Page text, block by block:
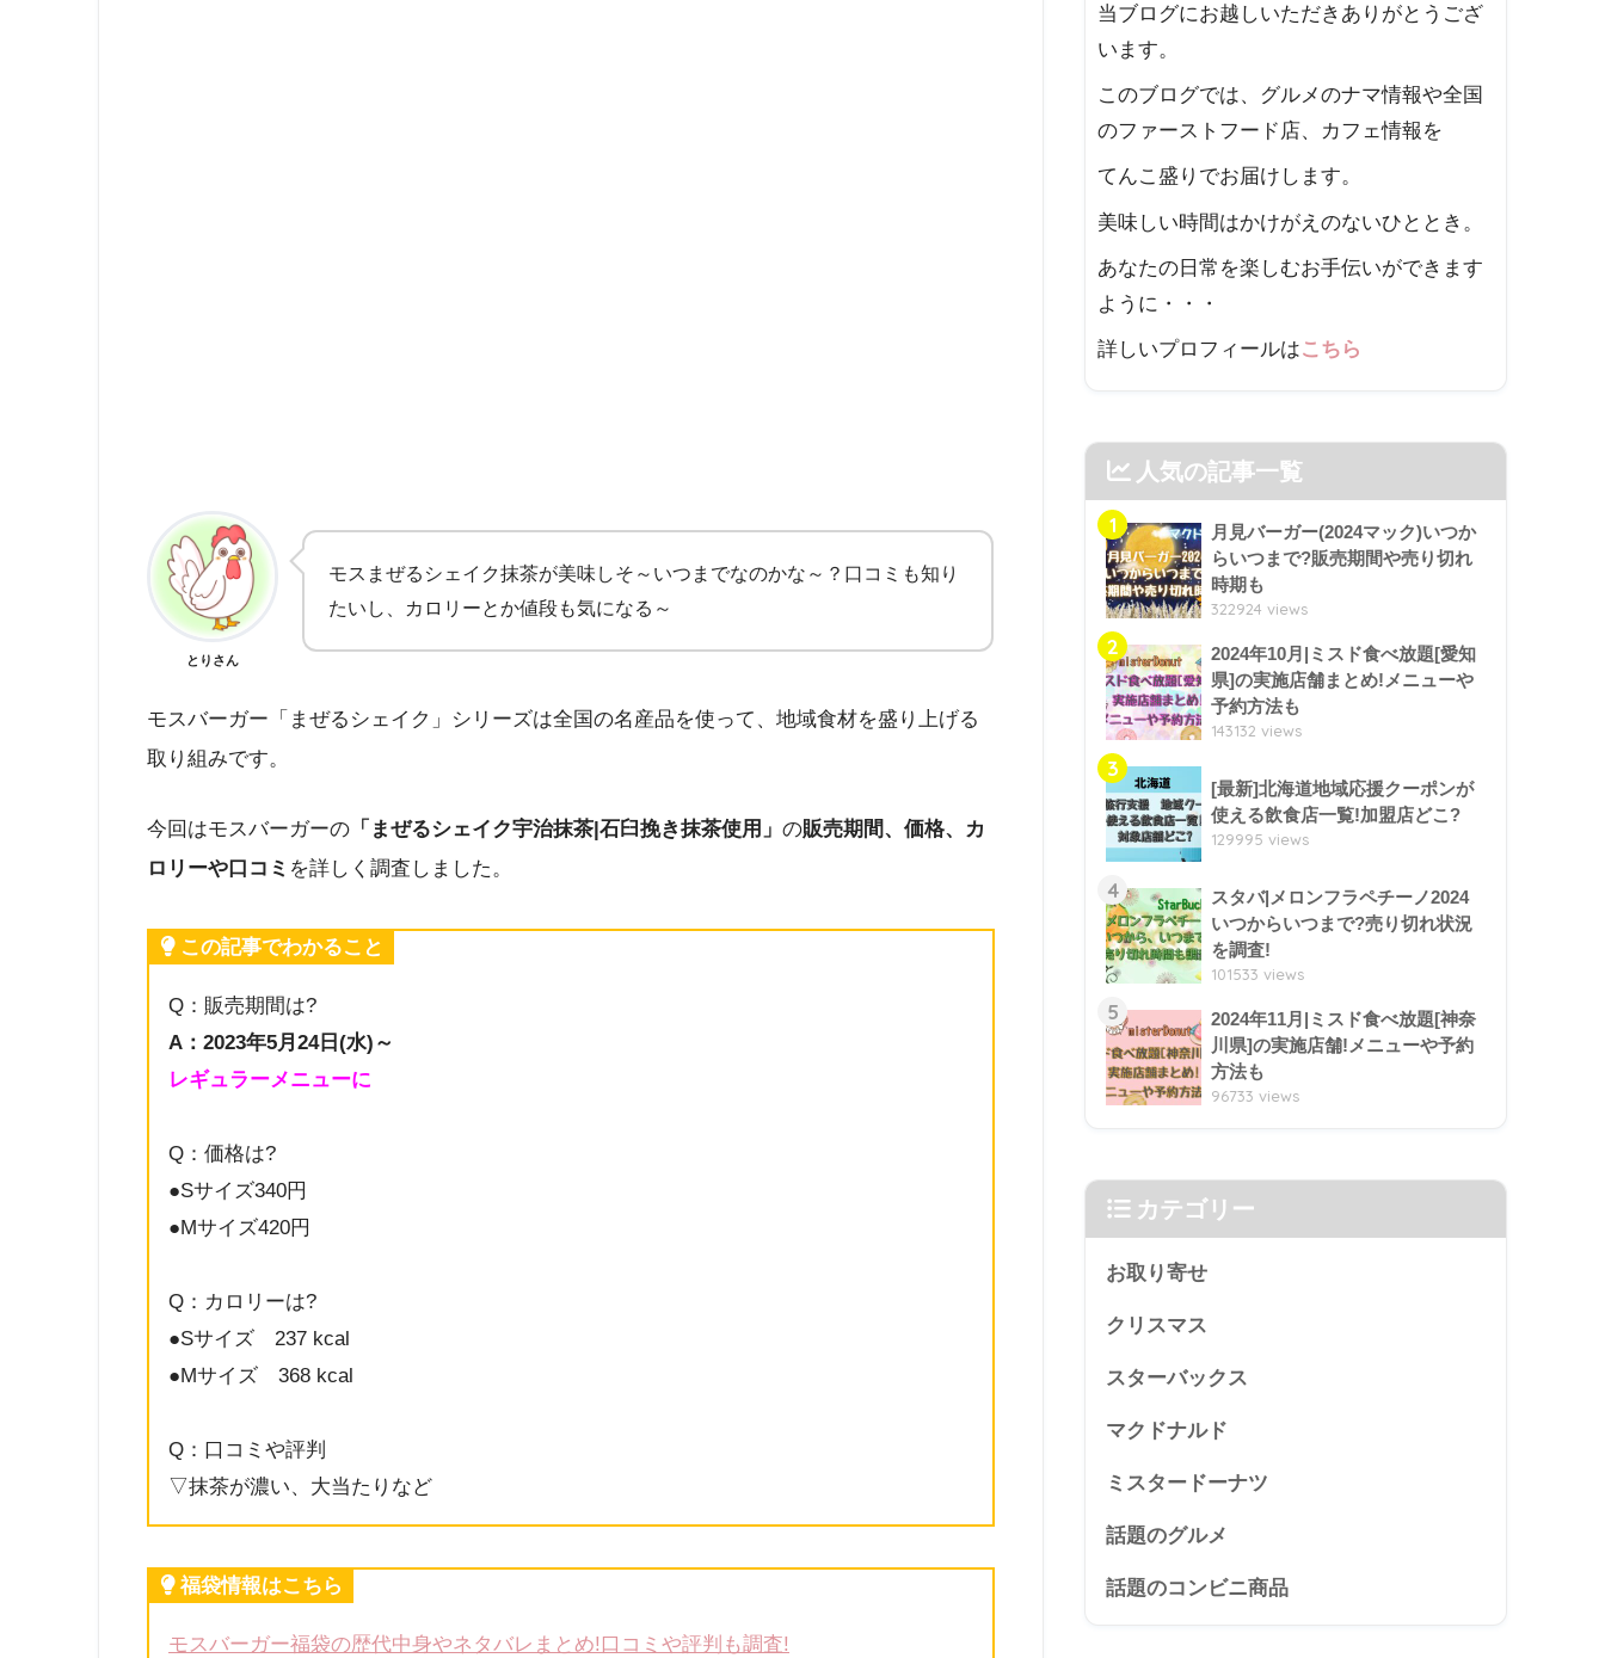
とりさん
モスまぜるシェイク抹茶が美味しそ～いつまでなのかな～？口コミも知り
たいし、カロリーとか値段も気になる～
モスバーガー「まぜるシェイク」シリーズは全国の名産品を使って、地域食材を盛り上げる
取り組みです。
今回はモスバーガーの 「まぜるシェイク宇治抹茶|石臼挽き抹茶使用」 の販売期間、価格、カ
ロリーや口コミ を詳しく調査しました。
この記事でわかること
Q：販売期間は?
A：2023年5月24日(水)～
レギュラーメニューに
Q：価格は?
●Sサイズ340円
●Mサイズ420円
Q：カロリーは?
●Sサイズ 237 kcal
●Mサイズ 368 kcal
Q：口コミや評判
▽抹茶が濃い、大当たりなど
福袋情報はこちら
モスバーガー福袋の歴代中身やネタバレまとめ!口コミや評判も調査!
当ブログにお越しいただきありがとうござ
います。
このブログでは、グルメのナマ情報や全国
のファーストフード店、カフェ情報を
てんこ盛りでお届けします。
美味しい時間はかけがえのないひととき。
あなたの日常を楽しむお手伝いができます
ように・・・
詳しいプロフィールはこちら
人気の記事一覧
1
月見バーガー(2024マック)いつか
らいつまで?販売期間や売り切れ
時期も
322924 views
2
2024年10月|ミスド食べ放題[愛知
県]の実施店舗まとめ!メニューや
予約方法も
143132 views
3
[最新]北海道地域応援クーポンが
使える飲食店一覧!加盟店どこ?
129995 views
4
スタバ|メロンフラペチーノ2024
いつからいつまで?売り切れ状況
を調査!
101533 views
5
2024年11月|ミスド食べ放題[神奈
川県]の実施店舗!メニューや予約
方法も
96733 views
カテゴリー
お取り寄せ
クリスマス
スターバックス
マクドナルド
ミスタードーナツ
話題のグルメ
話題のコンビニ商品